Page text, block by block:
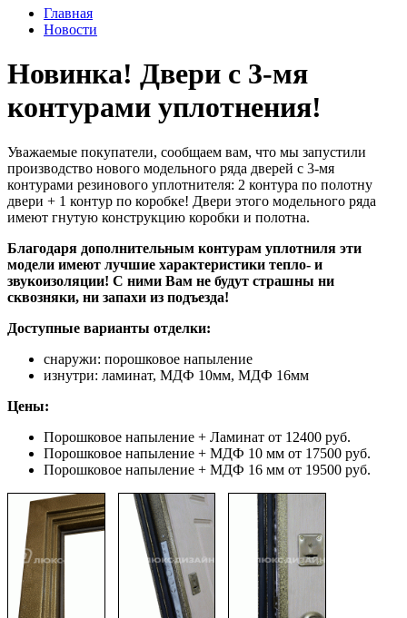
Главная
Новости
Новинка! Двери с 3-мя
контурами уплотнения!
Уважаемые покупатели, сообщаем вам, что мы запустили
производство нового модельного ряда дверей с 3-мя
контурами резинового уплотнителя: 2 контура по полотну
двери + 1 контур по коробке! Двери этого модельного ряда
имеют гнутую конструкцию коробки и полотна.
Благодаря дополнительным контурам уплотниля эти
модели имеют лучшие характеристики тепло- и
звукоизоляции! С ними Вам не будут страшны ни
сквозняки, ни запахи из подъезда!
Доступные варианты отделки:
снаружи: порошковое напыление
изнутри: ламинат, МДФ 10мм, МДФ 16мм
Цены:
Порошковое напыление + Ламинат от 12400 руб.
Порошковое напыление + МДФ 10 мм от 17500 руб.
Порошковое напыление + МДФ 16 мм от 19500 руб.